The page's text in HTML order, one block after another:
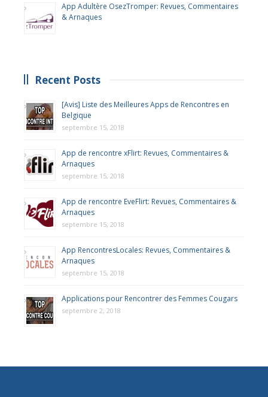
App Adultère OsezTromper: Revues, Commentaires
& Arnaques
Recent Posts
[Avis] Liste des Meilleures Apps de Rencontres en
Belgique
septembre 15, 2018
App de rencontre xFlirt: Revues, Commentaires &
Arnaques
septembre 15, 2018
App de rencontre EveFlirt: Revues, Commentaires &
Arnaques
septembre 15, 2018
App RencontresLocales: Revues, Commentaires &
Arnaques
septembre 15, 2018
Applications pour Rencontrer des Femmes Cougars
septembre 2, 2018